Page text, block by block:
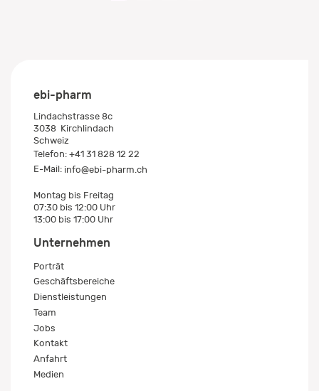
ebi-pharm
Lindachstrasse 8c
3038 Kirchlindach
Schweiz
Telefon: +41 31 828 12 22
E-Mail: info@ebi-pharm.ch
Montag bis Freitag
07:30 bis 12:00 Uhr
13:00 bis 17:00 Uhr
Unternehmen
Porträt
Geschäftsbereiche
Dienstleistungen
Team
Jobs
Kontakt
Anfahrt
Medien